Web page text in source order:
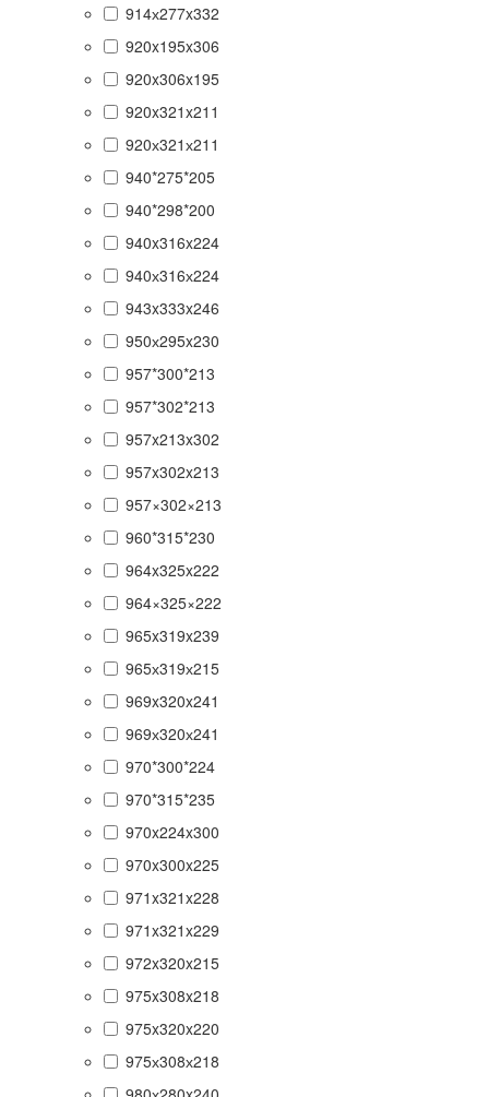
914х277x332
920x195x306
920x306x195
920x321x211
920х321х211
940*275*205
940*298*200
940x316x224
940х316х224
943x333x246
950х295x230
957*300*213
957*302*213
957x213x302
957x302x213
957×302×213
960*315*230
964x325x222
964×325×222
965x319x239
965х319х215
969x320x241
969х320х241
970*300*224
970*315*235
970x224x300
970x300x225
971x321x228
971x321x229
972x320x215
975x308x218
975x320x220
975х308х218